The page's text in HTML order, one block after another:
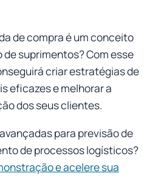
de compra é um conceito
suprimentos? Com esse
criar estratégias de
eficazes e melhorar a
dos seus clientes.
para previsão de
de processos logísticos?
e acelere sua